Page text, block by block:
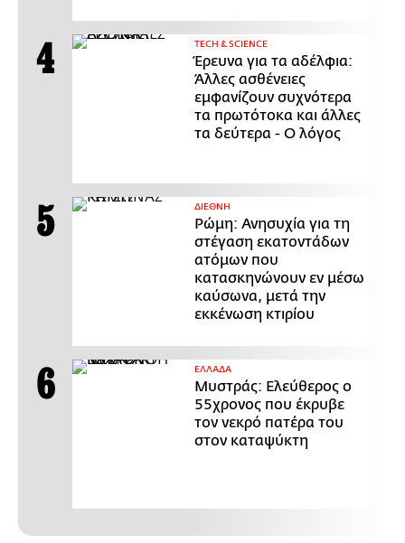
ΤECH & SCIENCE
Έρευνα για τα αδέλφια:
Άλλες ασθένειες
εμφανίζουν συχνότερα
τα πρωτότοκα και άλλες
τα δεύτερα - Ο λόγος
ΔΙΕΘΝΗ
Ρώμη: Ανησυχία για τη
στέγαση εκατοντάδων
ατόμων που
κατασκηνώνουν εν μέσω
καύσωνα, μετά την
εκκένωση κτιρίου
ΕΛΛΑΔΑ
Μυστράς: Ελεύθερος ο
55χρονος που έκρυβε
τον νεκρό πατέρα του
στον καταψύκτη